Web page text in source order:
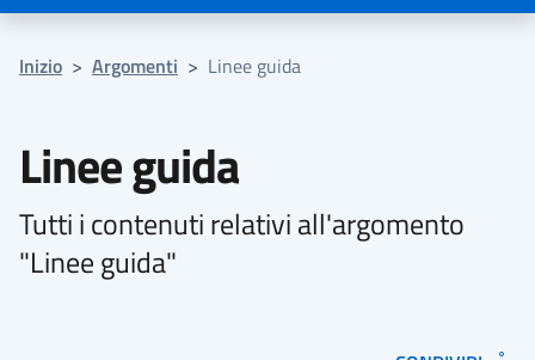
Inizio > Argomenti > Linee guida
Linee guida
Tutti i contenuti relativi all'argomento
"Linee guida"